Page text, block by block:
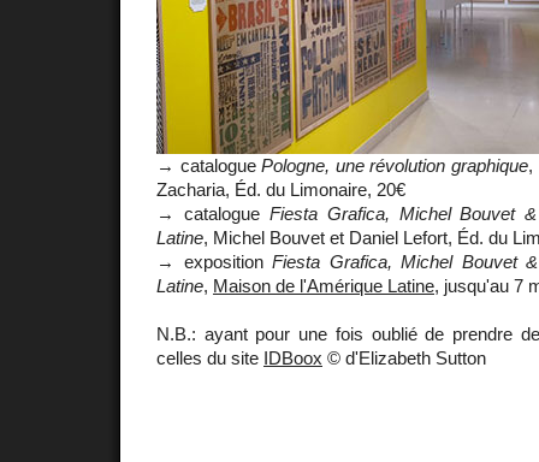
→ cataloguePologne, une révolution graphique,
Zacharia, Éd. du Limonaire, 20€
→ catalogue Fiesta Grafica, Michel Bouvet
Latine, Michel Bouvet et Daniel Lefort, Éd. du
→ expositionFiesta Grafica, Michel Bouvet
Latine, Maison de l'Amérique Latine, jusqu'au 7
N.B.: ayant pour une fois oublié de prendre
celles du site IDBoox © d'Elizabeth Sutton